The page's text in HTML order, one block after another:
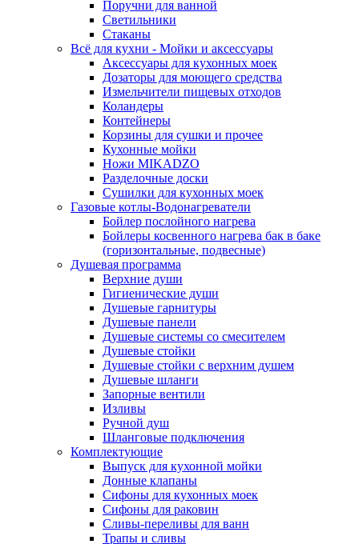
Поручни для ванной
Светильники
Стаканы
Всё для кухни - Мойки и аксессуары
Аксессуары для кухонных моек
Дозаторы для моющего средства
Измельчители пищевых отходов
Коландеры
Контейнеры
Корзины для сушки и прочее
Кухонные мойки
Ножи MIKADZO
Разделочные доски
Сушилки для кухонных моек
Газовые котлы-Водонагреватели
Бойлер послойного нагрева
Бойлеры косвенного нагрева бак в баке
(горизонтальные, подвесные)
Душевая программа
Верхние души
Гигиенические души
Душевые гарнитуры
Душевые панели
Душевые системы со смесителем
Душевые стойки
Душевые стойки с верхним душем
Душевые шланги
Запорные вентили
Изливы
Ручной душ
Шланговые подключения
Комплектующие
Выпуск для кухонной мойки
Донные клапаны
Сифоны для кухонных моек
Сифоны для раковин
Сливы-переливы для ванн
Трапы и сливы